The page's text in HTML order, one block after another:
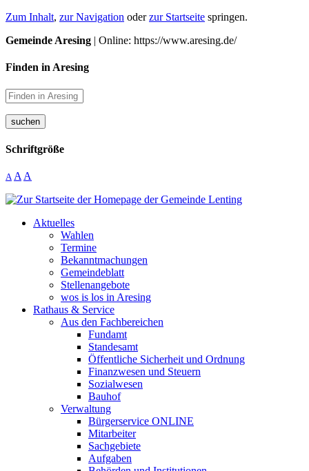
Zum Inhalt, zur Navigation oderzur Startseite springen.
Gemeinde Aresing | Online: https://www.aresing.de/
Finden in Aresing
suchen
Schriftgröße
A A A
Aktuelles
Wahlen
Termine
Bekanntmachungen
Gemeindeblatt
Stellenangebote
wos is los in Aresing
Rathaus & Service
Aus den Fachbereichen
Fundamt
Standesamt
Öffentliche Sicherheit und Ordnung
Finanzwesen und Steuern
Sozialwesen
Bauhof
Verwaltung
Bürgerservice ONLINE
Mitarbeiter
Sachgebiete
Aufgaben